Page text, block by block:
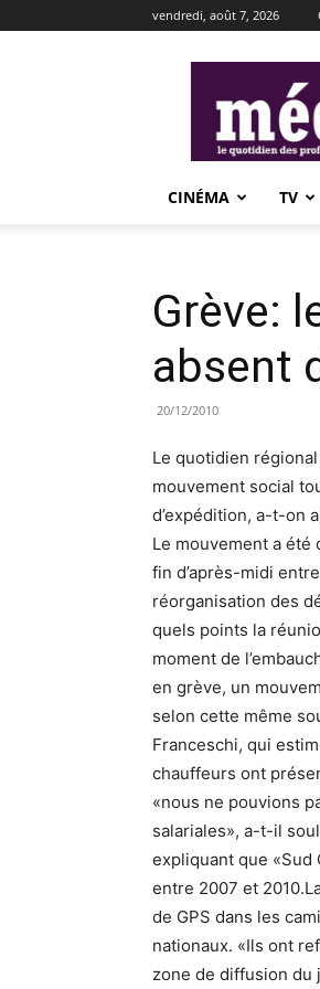
vendredi, août 7, 2026
CINÉMA TV
Grève:
absent
20/12/2010
Le quotidien
mouvement social
d’expédition, a-t-on
Le mouvement a été
fin d’après-midi
réorganisation des
quels points la
moment de
en grève, un
selon cette même
Franceschi, qui
chauffeurs ont
«nous ne pouvions
salariales», a-t-il
expliquant que «Sud
entre 2007 et
de GPS dans les
nationaux. «Ils ont
zone de diffusion du